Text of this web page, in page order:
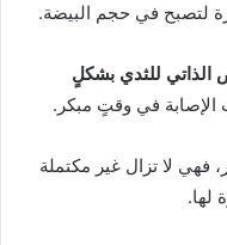
لتصبح في حجم البيضة.
الذاتي للثدي بشكلٍ
في وقتٍ مبكر.
فهي لا تزال غير مكتملة
لها.